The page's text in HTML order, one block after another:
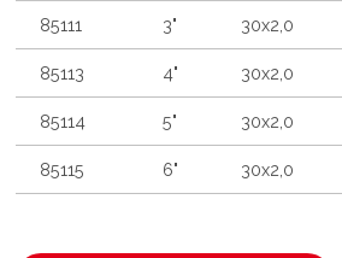
85111 3" 30x2,0
85113 4" 30x2,0
85114 5" 30x2,0
85115 6" 30x2,0